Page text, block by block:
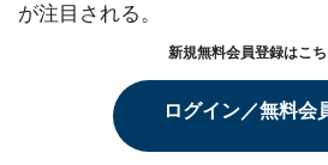
が注目される。
新規無料会員登録はこ
ログイン／無料会